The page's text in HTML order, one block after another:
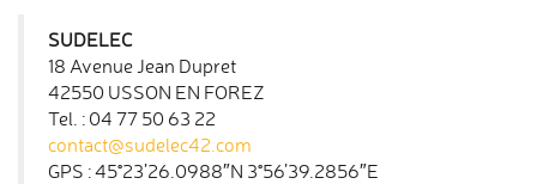
SUDELEC
18 Avenue Jean Dupret
42550 USSON EN FOREZ
Tel. : 04 77 50 63 22
contact@sudelec42.com
GPS : 45°23’26.0988″N 3°56’39.2856″E